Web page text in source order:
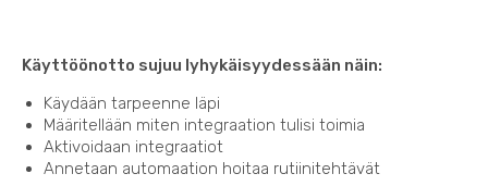
Käyttöönotto sujuu lyhykäisyydessään näin:
Käydään tarpeenne läpi
Määritellään miten integraation tulisi toimia
Aktivoidaan integraatiot
Annetaan automaation hoitaa rutiinitehtävät